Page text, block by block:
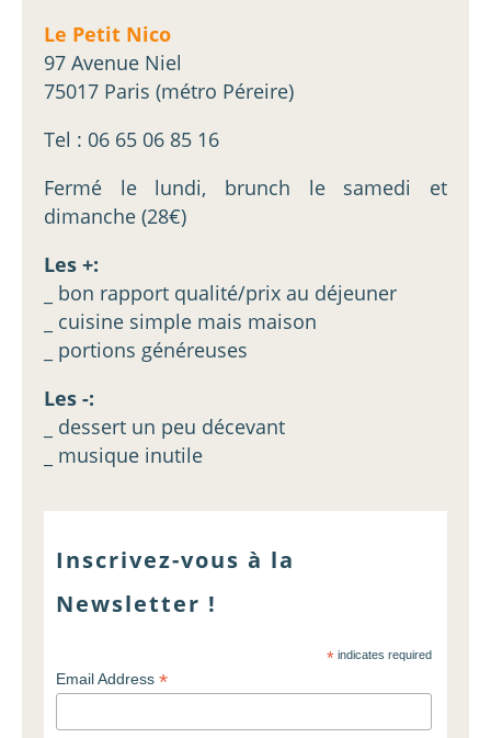
Le Petit Nico
97 Avenue Niel
75017 Paris (métro Péreire)
Tel : 06 65 06 85 16
Fermé le lundi, brunch le samedi et
dimanche (28€)
Les +:
_ bon rapport qualité/prix au déjeuner
_ cuisine simple mais maison
_ portions généreuses
Les -:
_ dessert un peu décevant
_ musique inutile
Inscrivez-vous à la
Newsletter !
*indicates required
Email Address*